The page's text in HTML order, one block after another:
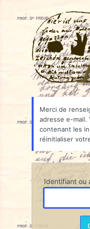
passe
oublié
Merci de
adresse e-mail.
contenant les
réinitialiser
Identifiant ou